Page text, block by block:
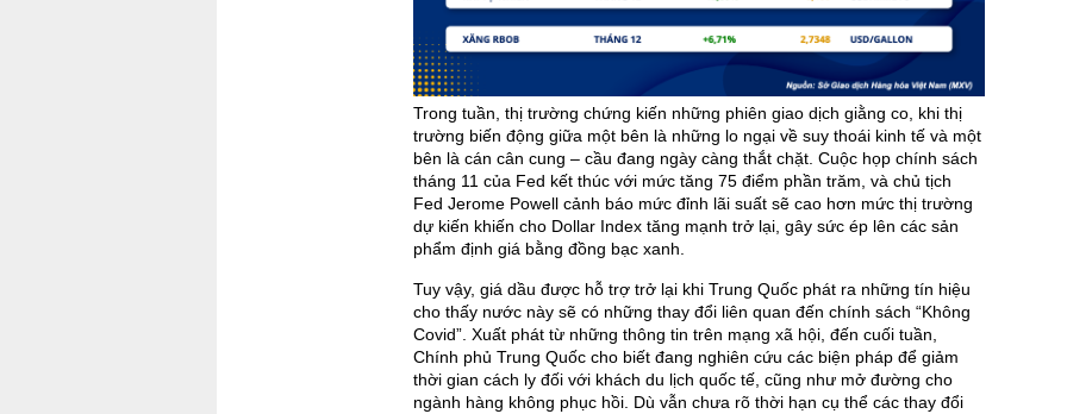
Trong tuần, thị trường chứng kiến những phiên giao dịch giằng co, khi thị
trường biến động giữa một bên là những lo ngại về suy thoái kinh tế và một
bên là cán cân cung – cầu đang ngày càng thắt chặt. Cuộc họp chính sách
tháng 11 của Fed kết thúc với mức tăng 75 điểm phần trăm, và chủ tịch
Fed Jerome Powell cảnh báo mức đỉnh lãi suất sẽ cao hơn mức thị trường
dự kiến khiến cho Dollar Index tăng mạnh trở lại, gây sức ép lên các sản
phẩm định giá bằng đồng bạc xanh.
Tuy vậy, giá dầu được hỗ trợ trở lại khi Trung Quốc phát ra những tín hiệu
cho thấy nước này sẽ có những thay đổi liên quan đến chính sách “Không
Covid”. Xuất phát từ những thông tin trên mạng xã hội, đến cuối tuần,
Chính phủ Trung Quốc cho biết đang nghiên cứu các biện pháp để giảm
thời gian cách ly đối với khách du lịch quốc tế, cũng như mở đường cho
ngành hàng không phục hồi. Dù vẫn chưa rõ thời hạn cụ thể các thay đổi